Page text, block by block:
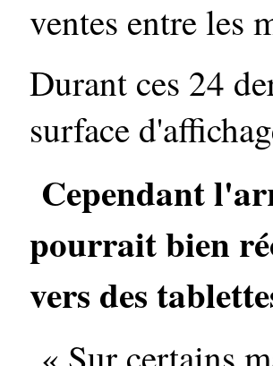
ventes entre les
Durant ces 24
surface
Cependant
pourrait bien
vers des